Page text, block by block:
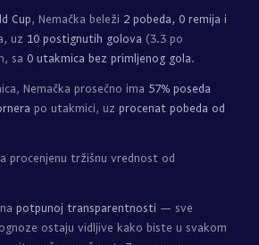
Cup, Nemačka beleži 2 pobeda, 0 remija i
uz 10 postignutih golova (3.3 po
sa 0 utakmica bez primljenog gola.
Nemačka prosečno ima 57% poseda
po utakmici, uz procenat pobeda od
procenjenu tržišnu vrednost od
potpunoj transparentnosti — sve
ostaju vidljive kako biste u svakom